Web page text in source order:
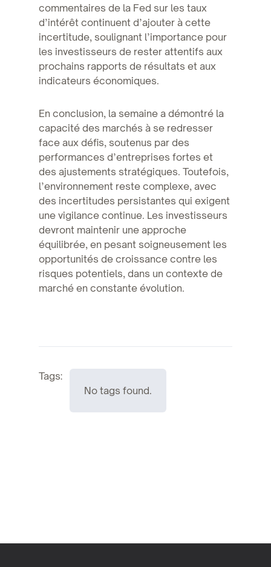
commentaires de la Fed sur les taux
d’intérêt continuent d’ajouter à cette
incertitude, soulignant l’importance pour
les investisseurs de rester attentifs aux
prochains rapports de résultats et aux
indicateurs économiques.
En conclusion, la semaine a démontré la
capacité des marchés à se redresser
face aux défis, soutenus par des
performances d’entreprises fortes et
des ajustements stratégiques. Toutefois,
l’environnement reste complexe, avec
des incertitudes persistantes qui exigent
une vigilance continue. Les investisseurs
devront maintenir une approche
équilibrée, en pesant soigneusement les
opportunités de croissance contre les
risques potentiels, dans un contexte de
marché en constante évolution.
Tags:
No tags found.